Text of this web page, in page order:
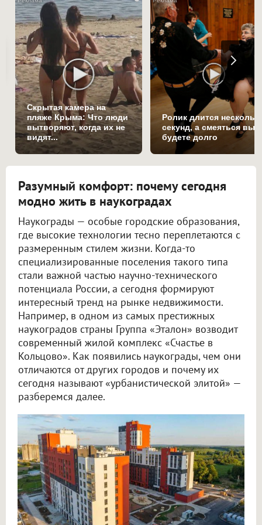
Скрытая камера на
пляже Крыма: Что люди
вытворяют, когда их не
видят...
Ролик длится
секунд, а смеяться вы
будете долго
Разумный комфорт: почему сегодня
модно жить в наукоградах
Наукограды — особые городские образования,
где высокие технологии тесно переплетаются с
размеренным стилем жизни. Когда-то
специализированные поселения такого типа
стали важной частью научно-технического
потенциала России, а сегодня формируют
интересный тренд на рынке недвижимости.
Например, в одном из самых престижных
наукоградов страны Группа «Эталон» возводит
современный жилой комплекс «Счастье в
Кольцово». Как появились наукограды, чем они
отличаются от других городов и почему их
сегодня называют «урбанистической элитой» —
разберемся далее.